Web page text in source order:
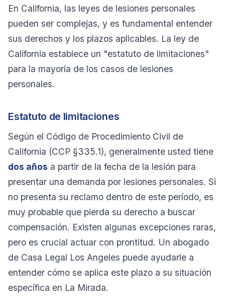
En California, las leyes de lesiones personales
pueden ser complejas, y es fundamental entender
sus derechos y los plazos aplicables. La ley de
California establece un "estatuto de limitaciones"
para la mayoría de los casos de lesiones
personales.
Estatuto de limitaciones
Según el Código de Procedimiento Civil de
California (CCP §335.1), generalmente usted tiene
dos años a partir de la fecha de la lesión para
presentar una demanda por lesiones personales. Si
no presenta su reclamo dentro de este período, es
muy probable que pierda su derecho a buscar
compensación. Existen algunas excepciones raras,
pero es crucial actuar con prontitud. Un abogado
de Casa Legal Los Angeles puede ayudarle a
entender cómo se aplica este plazo a su situación
específica en La Mirada.